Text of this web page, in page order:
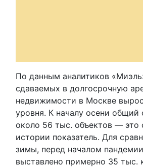
По данным аналитиков
сдаваемых в долгосрочную
недвижимости в Москве
уровня. К началу осени общий
около 56 тыс. объектов —
истории показатель. Для
зимы, перед началом
выставлено примерно 35 тыс.